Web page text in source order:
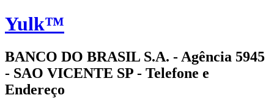
Yulk™
BANCO DO BRASIL S.A. - Agência 5945
- SAO VICENTE SP - Telefone e
Endereço